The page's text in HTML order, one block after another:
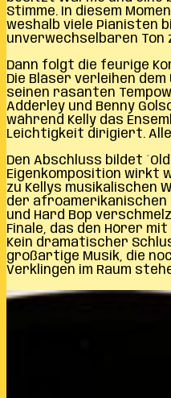
Stimme. In diesem
weshalb viele Pianisten
unverwechselbaren Ton
Dann folgt die feurige
Die Bläser verleihen dem
seinen rasanten
Adderley und Benny
während Kelly das
Leichtigkeit dirigiert.
Den Abschluss bildet
Eigenkomposition wirkt
zu Kellys musikalischen
der afroamerikanischen
und Hard Bop
Finale, das den Hörer
Kein dramatischer
großartige Musik, die
Verklingen im Raum